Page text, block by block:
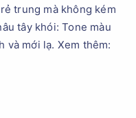
trung mà không kém
tây khói: Tone màu
và mới lạ. Xem thêm: